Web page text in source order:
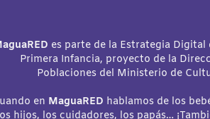
es parte de la Estrategia Digital
Primera Infancia, proyecto de la
Poblaciones del Ministerio de
en MaguaRED hablamos de los
hijos, los cuidadores, los papás…